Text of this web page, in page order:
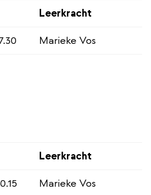
Leerkracht
Marieke Vos
Leerkracht
Marieke Vos